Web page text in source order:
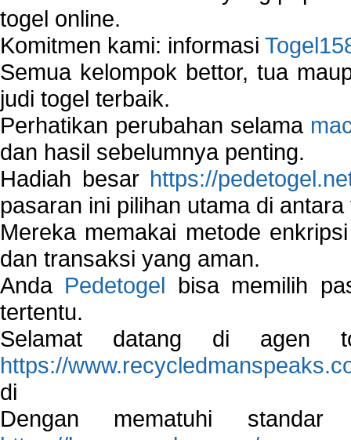
togel online.
Komitmen kami: informasi
Semua kelompok bettor, tua
judi togel terbaik.
Perhatikan perubahan selama
dan hasil sebelumnya penting.
Hadiah besar https://
pasaran ini pilihan utama di
Mereka memakai metode
dan transaksi yang aman.
Anda Pedetogel bisa memilih
tertentu.
Selamat datang di agen
https://
di
Dengan mematuhi